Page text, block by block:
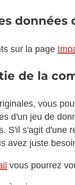
données
sur la page
de la
vous
d'un jeu de
S'il s'agit d'une
avez juste
vous pourrez